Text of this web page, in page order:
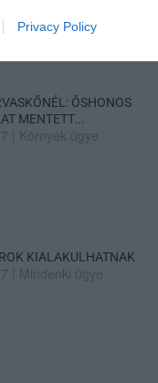
Privacy Policy
ŐSHONOS
MENTETT...
Környék ügye
KIALAKULHATNAK
Mindenki ügye